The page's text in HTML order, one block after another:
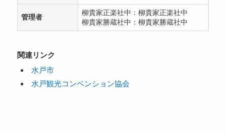
管理者
柳貴家正楽社中：柳貴家正楽社中
柳貴家勝蔵社中：柳貴家勝蔵社中
関連リンク
水戸市
水戸観光コンベンション協会